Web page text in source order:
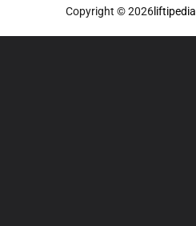
Copyright © 2026 liftipedia